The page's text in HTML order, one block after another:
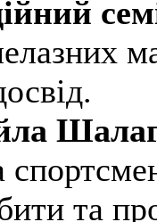
та